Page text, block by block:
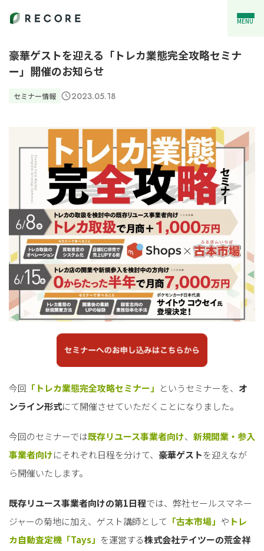
MENU
豪華ゲストを迎える「トレカ業態完全攻略セミナ
ー」開催のお知らせ
セミナー情報 2023.05.18
今回 「トレカ業態完全攻略セミナー」 というセミナーを、 オ
ンライン形式にて開催させていただくことになりました。
今回のセミナーでは既存リユース事業者向け、 新規開業・参入
事業者向けにそれぞれ日程を分けて、 豪華ゲストを迎えなが
ら開催いたします。
既存リユース事業者向けの第1日程では、弊社セールスマネー
ジャーの菊地に加え、ゲスト講師として 「古本市場」 や トレ
カ自動査定機「Tays」 を運営する株式会社テイツーの荒金祥